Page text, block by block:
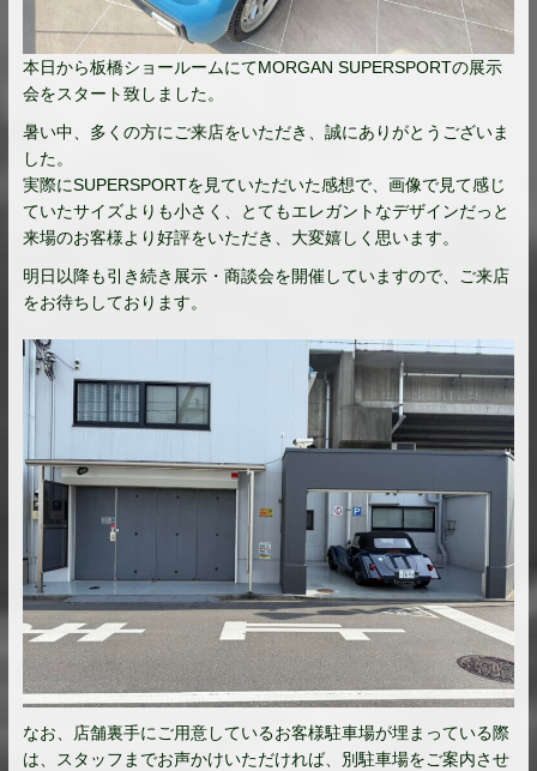
本日から板橋ショールームにてMORGAN SUPERSPORTの展示
会をスタート致しました。
暑い中、多くの方にご来店をいただき、誠にありがとうございま
した。
実際にSUPERSPORTを見ていただいた感想で、画像で見て感じ
ていたサイズよりも小さく、とてもエレガントなデザインだっと
来場のお客様より好評をいただき、大変嬉しく思います。
明日以降も引き続き展示・商談会を開催していますので、ご来店
をお待ちしております。
なお、店舗裏手にご用意しているお客様駐車場が埋まっている際
は、スタッフまでお声かけいただければ、別駐車場をご案内させ